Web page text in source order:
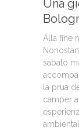
Una
Alla fine
sabato
la prua
camper